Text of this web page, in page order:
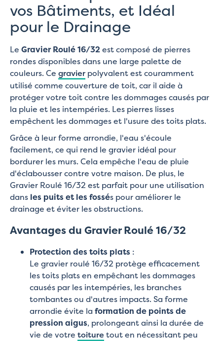
vos Bâtiments, et Idéal
pour le Drainage
Le Gravier Roulé 16/32est composé de pierres
rondes disponibles dans une large palette de
couleurs. Ce gravier polyvalent est couramment
utilisé comme couverture de toit, car il aide à
protéger votre toit contre les dommages causés par
la pluie et les intempéries. Les pierres lisses
empêchent les dommages et l'usure des toits plats.
Grâce à leur forme arrondie, l'eau s'écoule
facilement, ce qui rend le gravier idéal pour
bordurer les murs. Cela empêche l'eau de pluie
d'éclabousser contre votre maison. De plus, le
Gravier Roulé 16/32 est parfait pour une utilisation
dans les puits et les fossés pour améliorer le
drainage et éviter les obstructions.
Avantages du Gravier Roulé 16/32
Protection des toits plats :
Le gravier roulé 16/32 protège efficacement
les toits plats en empêchant les dommages
causés par les intempéries, les branches
tombantes ou d'autres impacts. Sa forme
arrondie évite la formation de points de
pression aigus, prolongeant ainsi la durée de
vie de votre toiture tout en nécessitant peu